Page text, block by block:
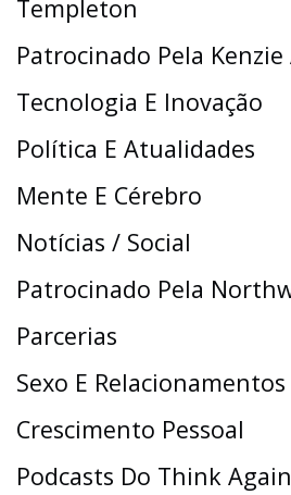
Templeton
Patrocinado Pela Kenzie
Tecnologia E Inovação
Política E Atualidades
Mente E Cérebro
Notícias / Social
Patrocinado Pela
Parcerias
Sexo E Relacionamentos
Crescimento Pessoal
Podcasts Do Think Again